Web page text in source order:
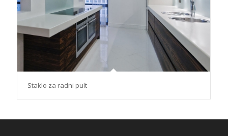
Staklo za radni pult